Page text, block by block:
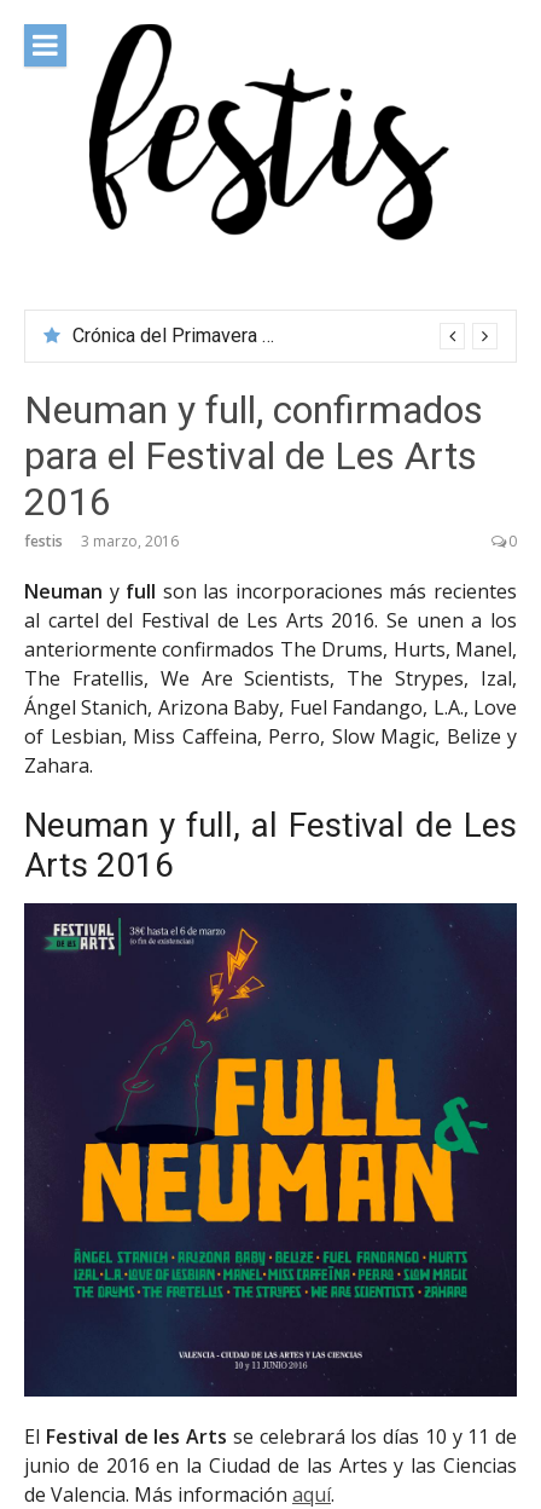
contenido
Crónica del Primavera Sound Porto 2026
Neuman y full, confirmados
para el Festival de Les Arts
2016
festis 3 marzo, 2016 0
Neuman y full son las incorporaciones más recientes
al cartel del Festival de Les Arts 2016. Se unen a los
anteriormente confirmados The Drums, Hurts, Manel,
The Fratellis, We Are Scientists, The Strypes, Izal,
Ángel Stanich, Arizona Baby, Fuel Fandango, L.A., Love
of Lesbian, Miss Caffeina, Perro, Slow Magic, Belize y
Zahara.
Neuman y full, al Festival de Les
Arts 2016
El Festival de les Arts se celebrará los días 10 y 11 de
junio de 2016 en la Ciudad de las Artes y las Ciencias
de Valencia. Más información aquí.